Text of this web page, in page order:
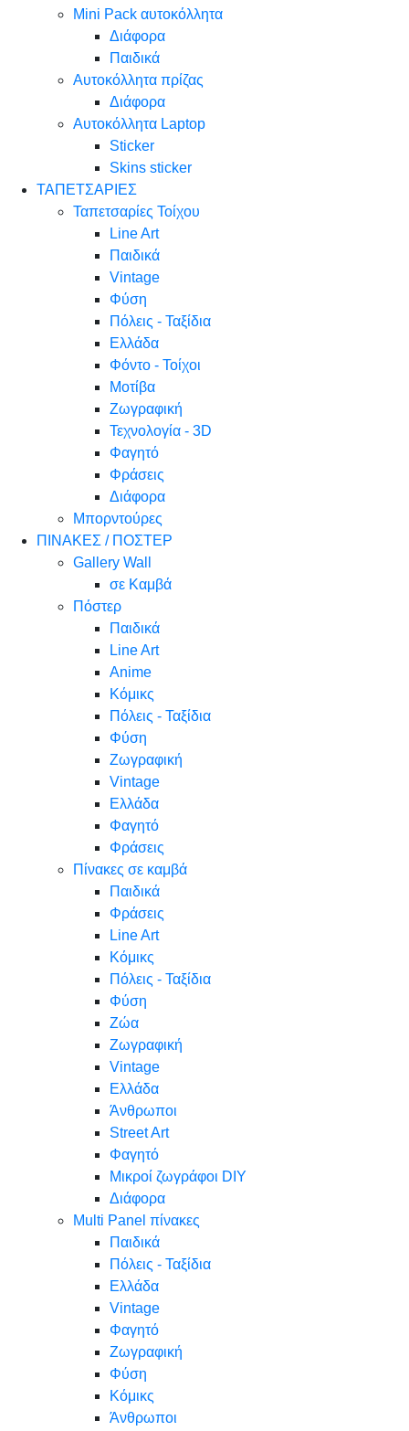
Mini Pack αυτοκόλλητα
Διάφορα
Παιδικά
Αυτοκόλλητα πρίζας
Διάφορα
Αυτοκόλλητα Laptop
Sticker
Skins sticker
ΤΑΠΕΤΣΑΡΙΕΣ
Ταπετσαρίες Τοίχου
Line Art
Παιδικά
Vintage
Φύση
Πόλεις - Ταξίδια
Ελλάδα
Φόντο - Τοίχοι
Μοτίβα
Ζωγραφική
Τεχνολογία - 3D
Φαγητό
Φράσεις
Διάφορα
Μπορντούρες
ΠΙΝΑΚΕΣ / ΠΟΣΤΕΡ
Gallery Wall
σε Καμβά
Πόστερ
Παιδικά
Line Art
Anime
Κόμικς
Πόλεις - Ταξίδια
Φύση
Ζωγραφική
Vintage
Ελλάδα
Φαγητό
Φράσεις
Πίνακες σε καμβά
Παιδικά
Φράσεις
Line Art
Κόμικς
Πόλεις - Ταξίδια
Φύση
Ζώα
Ζωγραφική
Vintage
Ελλάδα
Άνθρωποι
Street Art
Φαγητό
Μικροί ζωγράφοι DIY
Διάφορα
Multi Panel πίνακες
Παιδικά
Πόλεις - Ταξίδια
Ελλάδα
Vintage
Φαγητό
Ζωγραφική
Φύση
Κόμικς
Άνθρωποι